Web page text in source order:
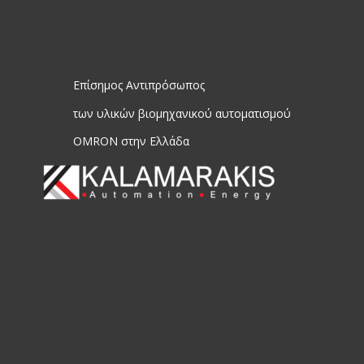
Επίσημος Αντιπρόσωπος
των υλικών βιομηχανικού αυτοματισμού
OMRON στην Ελλάδα